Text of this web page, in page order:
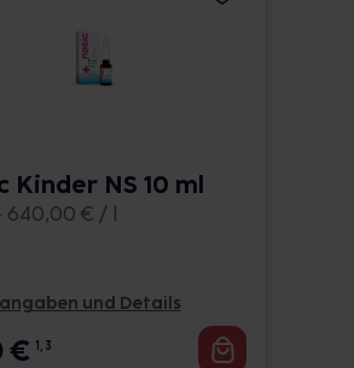
Kinder NS 10 ml
640,00 € / l
und Details
€ 1, 3